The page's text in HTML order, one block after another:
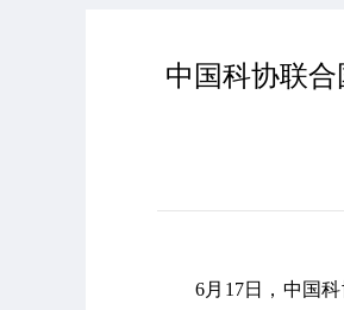
中国科协联
6月17日，中国